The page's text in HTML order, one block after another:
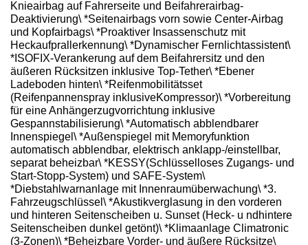
Knieairbag auf Fahrerseite und Beifahrerairbag-
Deaktivierung\ *Seitenairbags vorn sowie Center-Airbag
und Kopfairbags\ *Proaktiver Insassenschutz mit
Heckaufprallerkennung\ *Dynamischer Fernlichtassistent\
*ISOFIX-Verankerung auf dem Beifahrersitz und den
äußeren Rücksitzen inklusive Top-Tether\ *Ebener
Ladeboden hinten\ *Reifenmobilitätsset
(Reifenpannenspray inklusiveKompressor)\ *Vorbereitung
für eine Anhängerzugvorrichtung inklusive
Gespannstabilisierung\ *Automatisch abblendbarer
Innenspiegel\ *Außenspiegel mit Memoryfunktion
automatisch abblendbar, elektrisch anklapp-/einstellbar,
separat beheizbar\ *KESSY(Schlüsselloses Zugangs- und
Start-Stopp-System) und SAFE-System\
*Diebstahlwarnanlage mit Innenraumüberwachung\ *3.
Fahrzeugschlüssel\ *Akustikverglasung in den vorderen
und hinteren Seitenscheiben u. Sunset (Heck- u ndhintere
Seitenscheiben dunkel getönt)\ *Klimaanlage Climatronic
(3-Zonen)\ *Beheizbare Vorder- und äußere Rücksitze\